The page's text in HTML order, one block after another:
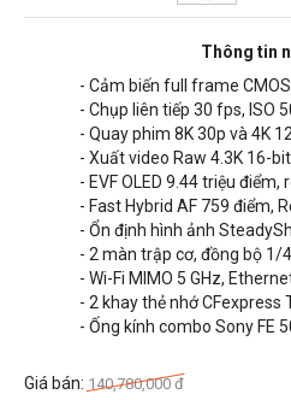
Thông tin
- Cảm biến full frame
- Chụp liên tiếp 30 fps, ISO
- Quay phim 8K 30p và 4K
- Xuất video Raw 4.3K 16-
- EVF OLED 9.44 triệu
- Fast Hybrid AF 759 điểm,
- Ổn định hình ảnh
- 2 màn trập cơ, đồng bộ 1/
- Wi-Fi MIMO 5 GHz,
- 2 khay thẻ nhớ CFexpress
- Ống kính combo Sony FE
Giá bán: 140,780,000 đ